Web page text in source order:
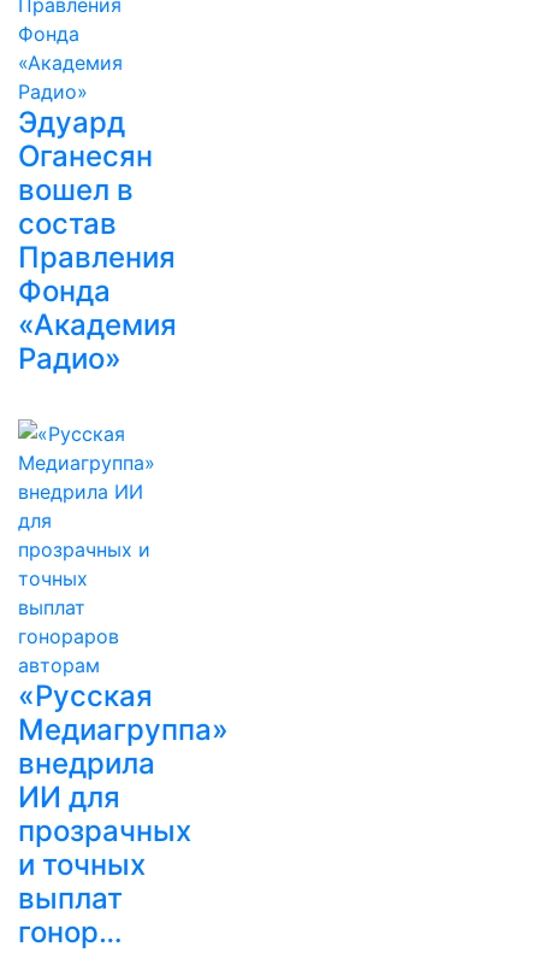
Эдуард
Оганесян
вошел в
состав
Правления
Фонда
«Академия
Радио»
«Русская
Медиагруппа»
внедрила
ИИ для
прозрачных
и точных
выплат
гонор…